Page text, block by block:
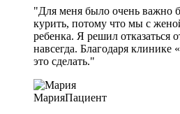
"Для меня было очень важно
курить, потому что мы с
ребенка. Я решил отказаться
навсегда. Благодаря клинике
это сделать."
МарияПациент